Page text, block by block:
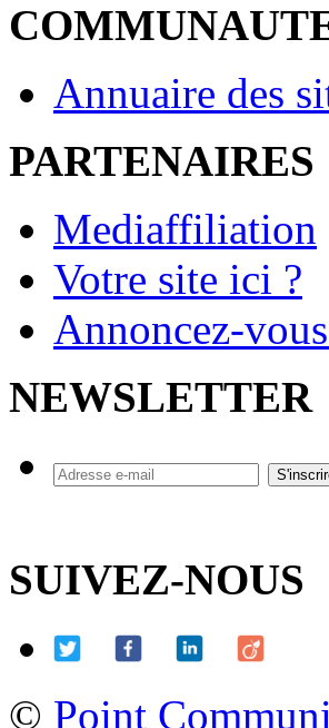
Annuaire des
PARTENAIRES
Mediaffiliation
Votre site ici ?
Annoncez-
NEWSLETTER
SUIVEZ-NOUS
© Point